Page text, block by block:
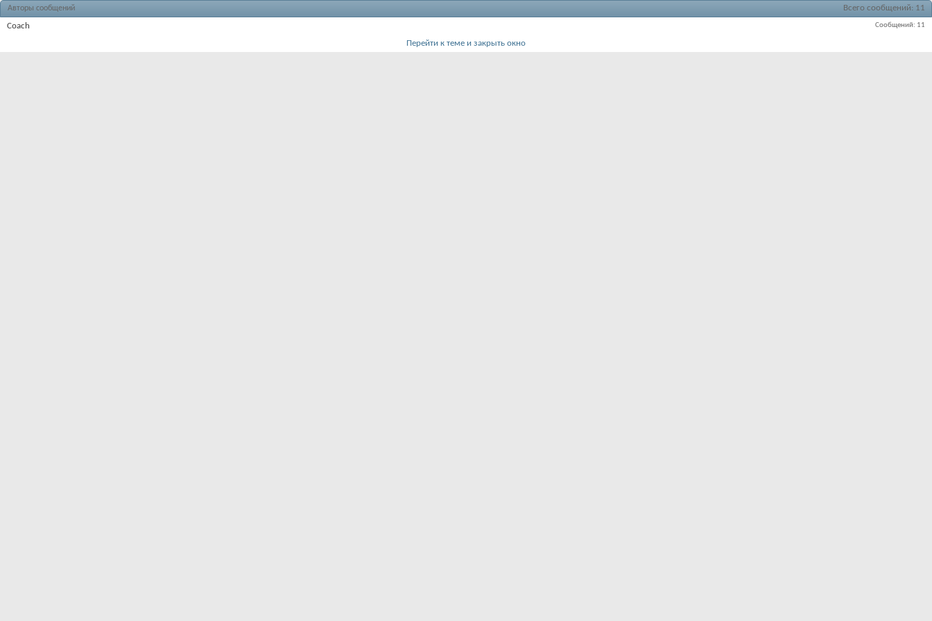
Всего сообщений 11
Авторы сообщений
Сообщений 11
Coach
Перейти к теме и закрыть окно